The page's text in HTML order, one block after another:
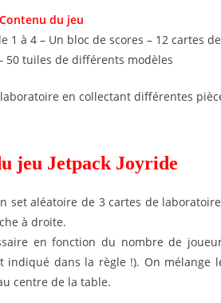
du jeu
1 à 4 – Un bloc de scores – 12 cartes
50 tuiles de différents modèles
en collectant différentes
jeu Jetpack Joyride
set aléatoire de 3 cartes de
à droite.
en fonction du nombre de
dans la règle !). On mélange
centre de la table.